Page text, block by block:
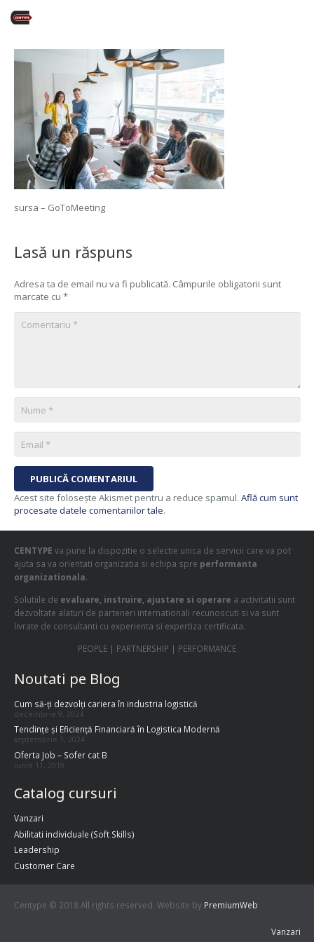
sursa – GoToMeeting
Lasă un răspuns
Adresa ta de email nu va fi publicată. Câmpurile obligatorii sunt
marcate cu *
PUBLICĂ COMENTARIUL
Acest site folosește Akismet pentru a reduce spamul. Află cum sunt
procesate datele comentariilor tale.
CENTYPE va pune la dispozitie o selectie unica de servicii care va pot
ajuta sa va orientati organizatia si echipa spre performanta
organizationala.
Solutiile de evaluare, instruire, ajustare si operare a activitatii sunt
dezvoltate alaturi de parteneri internationali recunoscuti si va sunt
livrate de consultanti cu experienta si expertiza certificata.
PEOPLE | PARTNERSHIP | PERFORMANCE
Noutati pe Blog
Cum să-ți dezvolți cariera în industria logistică
decembrie 9, 2024
Tendințe și Eficiență Financiară în Logistica Modernă
septembrie 1, 2024
Oferta Job – Sofer cat B
iunie 11, 2019
Catalog cursuri
Vanzari
Abilitati individuale (Soft Skills)
Leadership
Customer Care
Centype © 2018 All rights reserved. Website by PremiumWeb
Vanzari